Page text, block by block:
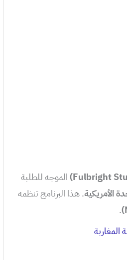
الموجه للطلبة
الأمريكية. هذا البرنامج تنظمه
.